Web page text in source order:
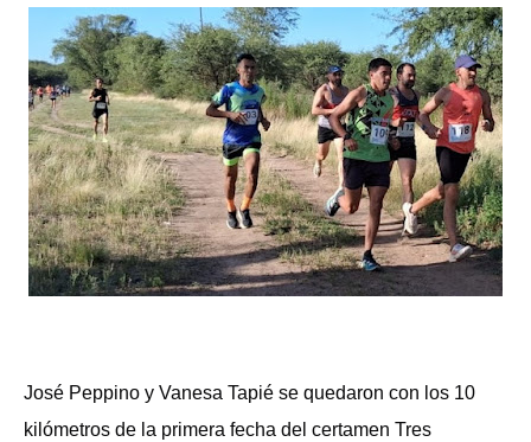
José Peppino y Vanesa Tapié se quedaron con los 10
kilómetros de la primera fecha del certamen Tres